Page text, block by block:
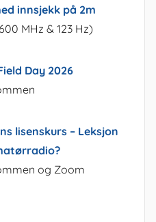
innsjekk på 2m
MHz & 123 Hz)
Day 2026
lisenskurs – Leksjon
og Zoom